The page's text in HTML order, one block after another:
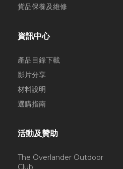
貨品保養及維修
資訊中心
產品目錄下載
影片分享
材料說明
選購指南
活動及贊助
The Overlander Outdoor
Club